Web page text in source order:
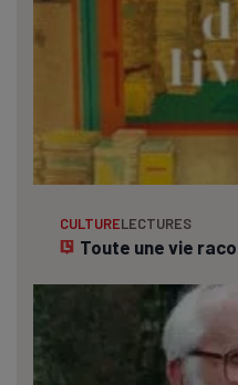
CULTURELECTURES
Toute une vie